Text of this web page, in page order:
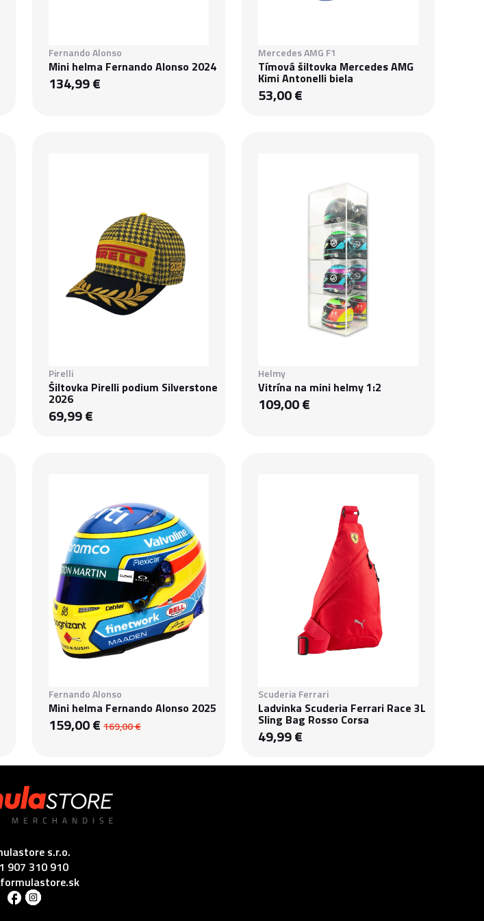
Fernando Alonso
Mini helma Fernando Alonso 2024
134,99 €
Mercedes AMG F1
Tímová šiltovka Mercedes AMG
Kimi Antonelli biela
53,00 €
Pirelli
Šiltovka Pirelli podium Silverstone
2026
69,99 €
Helmy
Vitrína na mini helmy 1:2
109,00 €
Fernando Alonso
Mini helma Fernando Alonso 2025
159,00 € 169,00 €
Scuderia Ferrari
Ladvinka Scuderia Ferrari Race 3L
Sling Bag Rosso Corsa
49,99 €
s.r.o.
907 310 910